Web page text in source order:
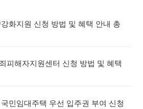
화지원 신청 방법 및 혜택 안내 총
피해자지원센터 신청 방법 및 혜택
민임대주택 우선 입주권 부여 신청